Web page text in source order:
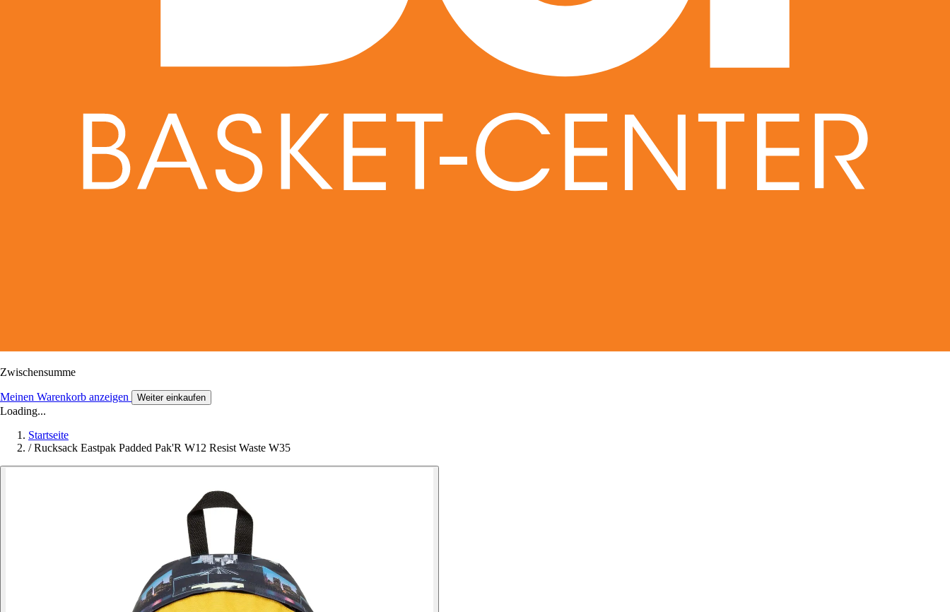
Zwischensumme
Meinen Warenkorb anzeigen Weiter einkaufen
Loading...
Startseite
/ Rucksack Eastpak Padded Pak'R W12 Resist Waste W35